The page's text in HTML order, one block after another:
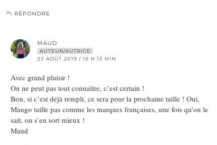
RÉPONDRE
MAUD
AUTEUR/AUTRICE
23 AOÛT 2019 / 19 H 13 MIN
Avec grand plaisir !
On ne peut pas tout connaître, c’est certain !
Bon, si c’est déjà rempli, ce sera pour la prochaine taille ! Oui,
Mango taille pas comme les marques françaises, une fois qu’on le
sait, on s’en sort mieux !
Maud